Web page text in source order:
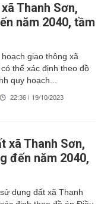
Thanh Sơn,
năm 2040, tầm
giao thông xã
thể xác định theo đồ
quy hoạch...
22:36 | 19/10/2023
xã Thanh Sơn,
đến năm 2040,
dụng đất xã Thanh